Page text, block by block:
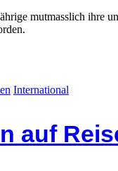
mutmasslich ihre
International
auf